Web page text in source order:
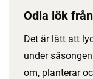
Odla lök
Det är lätt att
under
om, planterar